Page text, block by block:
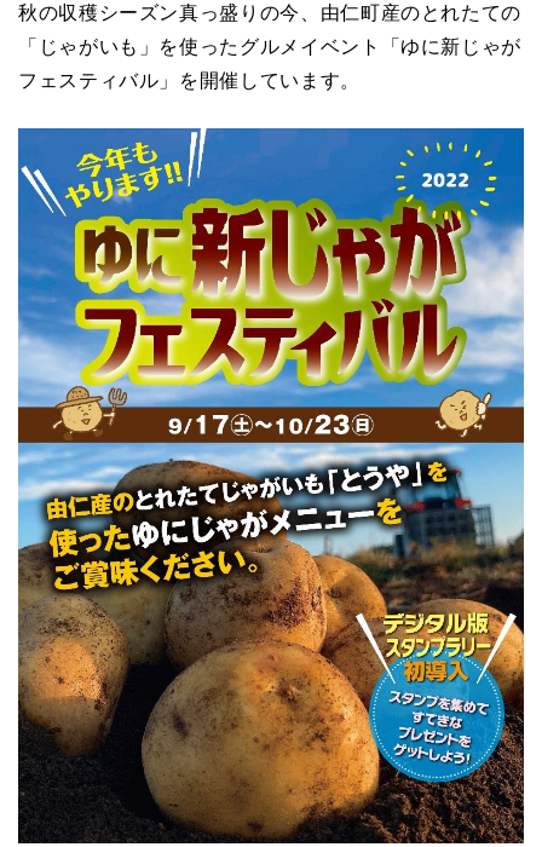
秋の収穫シーズン真っ盛りの今、由仁町産のとれたての
「じゃがいも」を使ったグルメイベント「ゆに新じゃが
フェスティバル」を開催しています。